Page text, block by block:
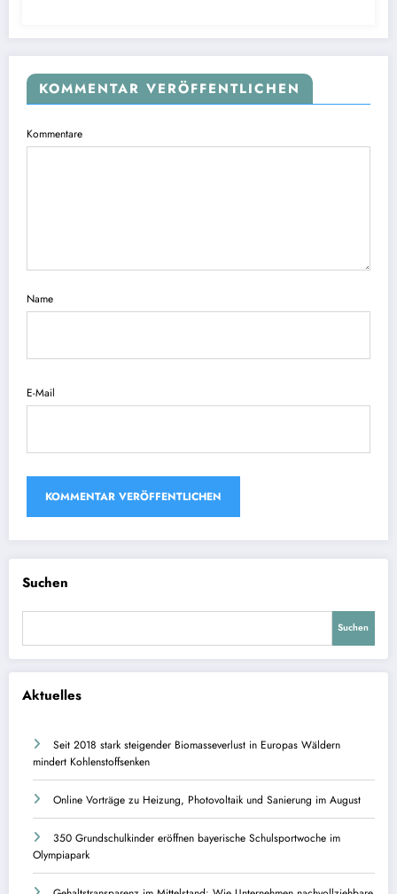
KOMMENTAR VERÖFFENTLICHEN
Kommentare
Name
E-Mail
Suchen
Suchen
Aktuelles
Seit 2018 stark steigender Biomasseverlust in Europas Wäldern
mindert Kohlenstoffsenken
Online Vorträge zu Heizung, Photovoltaik und Sanierung im August
350 Grundschulkinder eröffnen bayerische Schulsportwoche im
Olympiapark